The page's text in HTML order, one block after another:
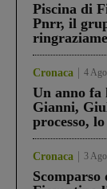
Piscina di
Pnrr, il
Cronaca 4
Un anno fa
Gianni,
processo,
Cronaca 3